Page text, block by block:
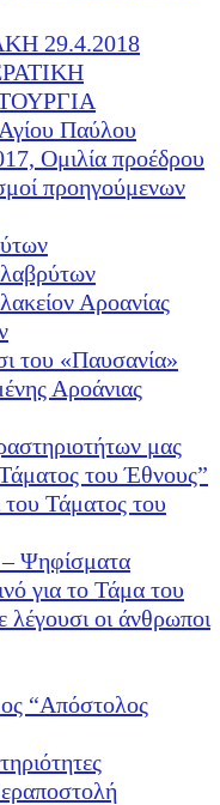
29.4.2018
Παύλου
Ομιλία προέδρου
προηγούμενων
Αροανίας
του «Παυσανία»
Αροάνιας
μας
του Έθνους”
Τάματος του
– Ψηφίσματα
για το Τάμα του
οι άνθρωποι
“Απόστολος